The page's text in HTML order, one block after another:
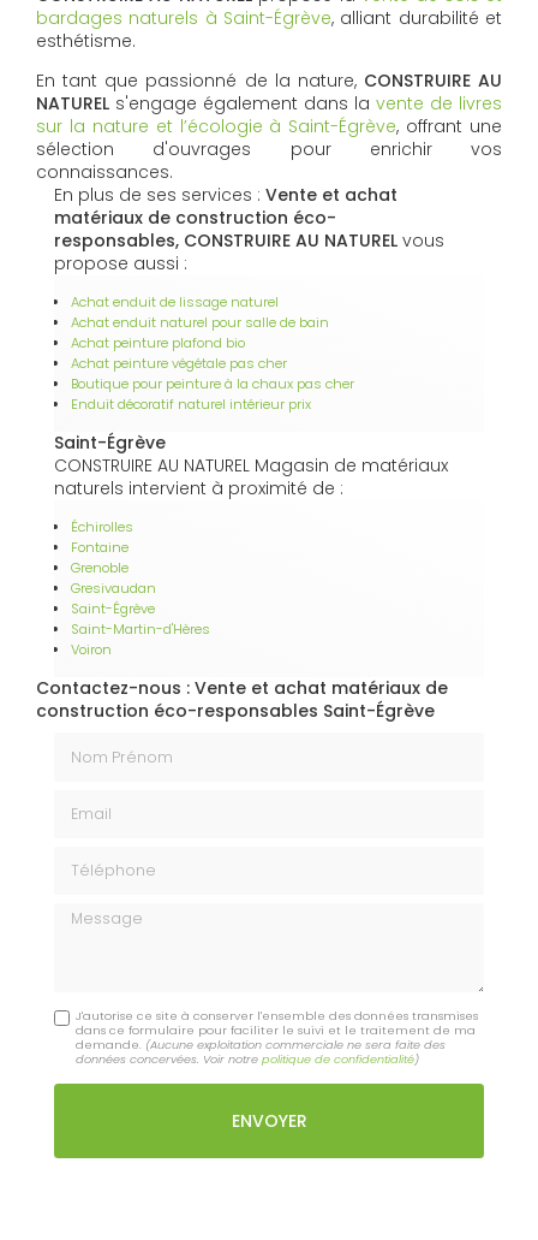
bardages naturels à Saint-Égrève, alliant durabilité et
esthétisme.
En tant que passionné de la nature, CONSTRUIRE AU
NATUREL s'engage également dans la vente de livres
sur la nature et l’écologie à Saint-Égrève, offrant une
sélection d'ouvrages pour enrichir vos
connaissances.
En plus de ses services : Vente et achat
matériaux de construction éco-
responsables, CONSTRUIRE AU NATUREL vous
propose aussi :
Achat enduit de lissage naturel
Achat enduit naturel pour salle de bain
Achat peinture plafond bio
Achat peinture végétale pas cher
Boutique pour peinture à la chaux pas cher
Enduit décoratif naturel intérieur prix
Saint-Égrève
CONSTRUIRE AU NATUREL Magasin de matériaux
naturels intervient à proximité de :
Échirolles
Fontaine
Grenoble
Gresivaudan
Saint-Égrève
Saint-Martin-d'Hères
Voiron
Contactez-nous : Vente et achat matériaux de
construction éco-responsables Saint-Égrève
Message
J'autorise ce site à conserver l'ensemble des données transmises
dans ce formulaire pour faciliter le suivi et le traitement de ma
demande. (Aucune exploitation commerciale ne sera faite des
données concervées. Voir notrepolitique de confidentialité)